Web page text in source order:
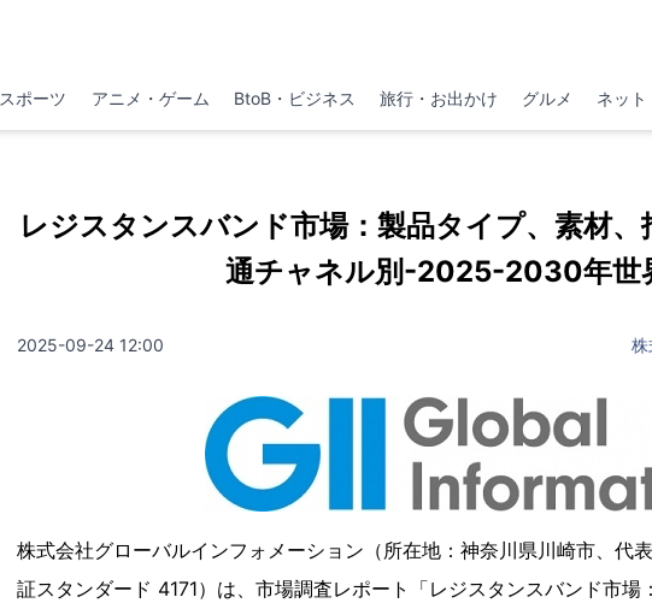
スポーツ アニメ・ゲーム BtoB・ビジネス 旅行・お出かけ グルメ ネット
レジスタンスバンド市場：製品タイプ、素材
通チャネル別-2025-2030年世
2025-09-24 12:00 株
株式会社グローバルインフォメーション（所在地：神奈川県川崎市、代
証スタンダード 4171）は、市場調査レポート「レジスタンスバンド市